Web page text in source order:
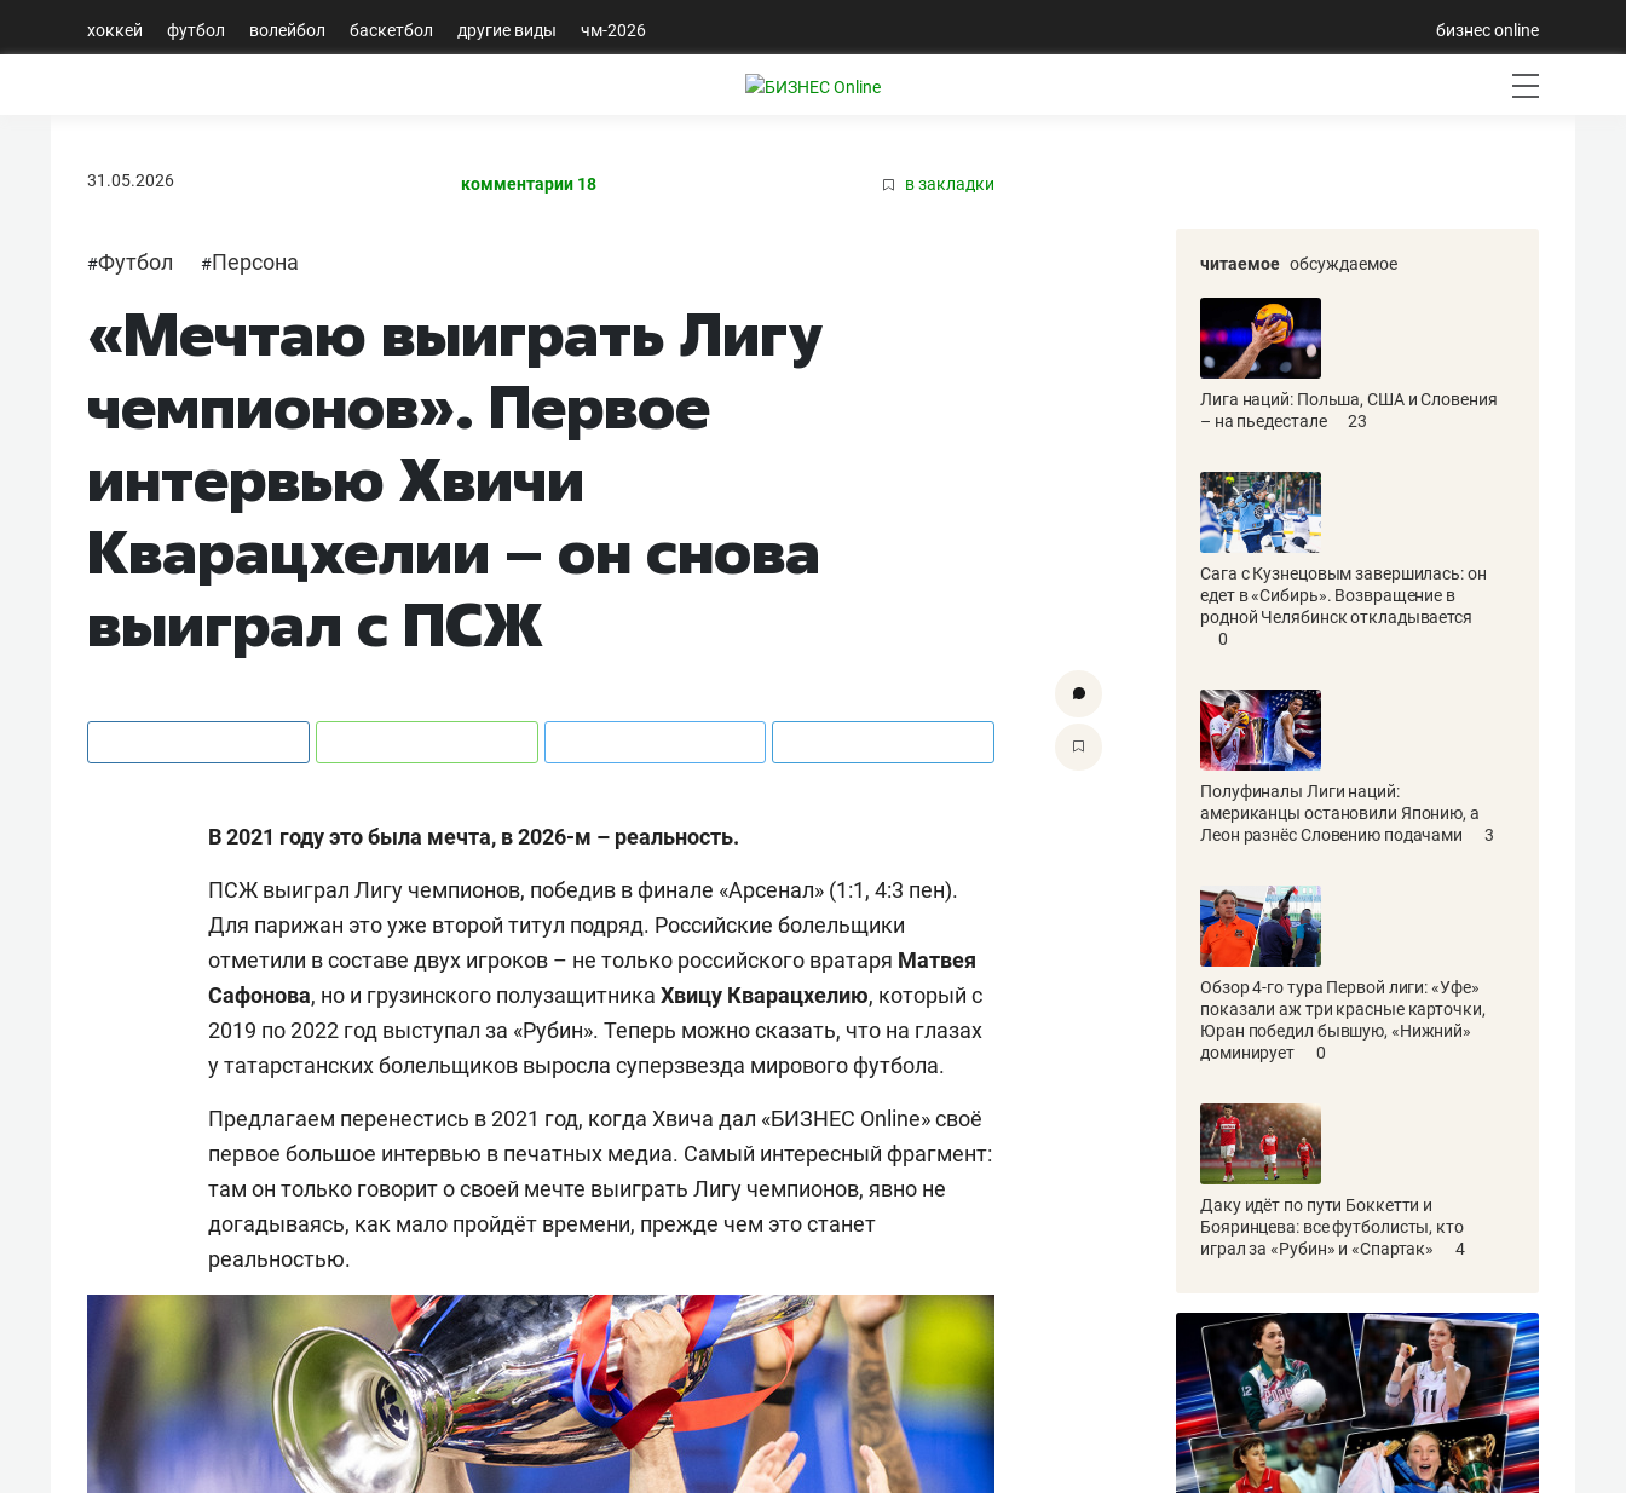
хоккей футбол волейбол баскетбол другие виды чм-2026 бизнес online
31.05.2026 комментарии 18 в закладки
#Футбол #Персона
«Мечтаю выиграть Лигу
чемпионов». Первое
интервью Хвичи
Кварацхелии – он снова
выиграл с ПСЖ
В 2021 году это была мечта, в 2026-м – реальность.
ПСЖ выиграл Лигу чемпионов, победив в финале «Арсенал» (1:1, 4:3 пен).
Для парижан это уже второй титул подряд. Российские болельщики
отметили в составе двух игроков – не только российского вратаря Матвея
Сафонова, но и грузинского полузащитника Хвицу Кварацхелию, который с
2019 по 2022 год выступал за «Рубин». Теперь можно сказать, что на глазах
у татарстанских болельщиков выросла суперзвезда мирового футбола.
Предлагаем перенестись в 2021 год, когда Хвича дал «БИЗНЕС Online» своё
первое большое интервью в печатных медиа. Самый интересный фрагмент:
там он только говорит о своей мечте выиграть Лигу чемпионов, явно не
догадываясь, как мало пройдёт времени, прежде чем это станет
реальностью.
читаемое обсуждаемое
Лига наций: Польша, США и Словения
– на пьедестале
23
Сага с Кузнецовым завершилась: он
едет в «Сибирь». Возвращение в
родной Челябинск откладывается
0
Полуфиналы Лиги наций:
американцы остановили Японию, а
Леон разнёс Словению подачами
3
Обзор 4-го тура Первой лиги: «Уфе»
показали аж три красные карточки,
Юран победил бывшую, «Нижний»
доминирует
0
Даку идёт по пути Боккетти и
Бояринцева: все футболисты, кто
играл за «Рубин» и «Спартак»
4